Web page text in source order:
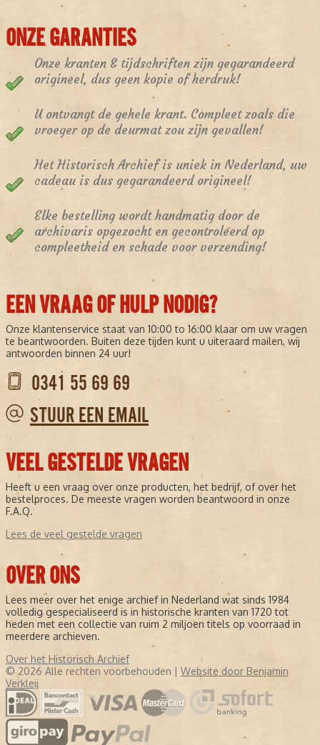
ONZE GARANTIES
Onze kranten & tijdschriften zijn gegarandeerd
origineel, dus geen kopie of herdruk!
U ontvangt de gehele krant. Compleet zoals die
vroeger op de deurmat zou zijn gevallen!
Het Historisch Archief is uniek in Nederland, uw
cadeau is dus gegarandeerd origineel!
Elke bestelling wordt handmatig door de
archivaris opgezocht en gecontroleerd op
compleetheid en schade voor verzending!
EEN VRAAG OF HULP NODIG?
Onze klantenservice staat van 10:00 to 16:00 klaar om uw vragen
te beantwoorden. Buiten deze tijden kunt u uiteraard mailen, wij
antwoorden binnen 24 uur!
0341 55 69 69
STUUR EEN EMAIL
VEEL GESTELDE VRAGEN
Heeft u een vraag over onze producten, het bedrijf, of over het
bestelproces. De meeste vragen worden beantwoord in onze
F.A.Q.
Lees de veel gestelde vragen
OVER ONS
Lees meer over het enige archief in Nederland wat sinds 1984
volledig gespecialiseerd is in historische kranten van 1720 tot
heden met een collectie van ruim 2 miljoen titels op voorraad in
meerdere archieven.
Over het Historisch Archief
© 2026 Alle rechten voorbehouden | Website door Benjamin
Verkleij